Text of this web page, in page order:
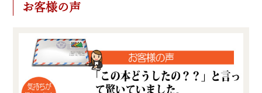
お客様の声